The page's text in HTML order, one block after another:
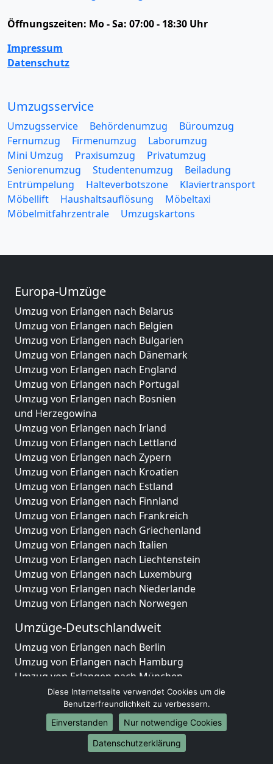
Öffnungszeiten: Mo - Sa: 07:00 - 18:30 Uhr
Impressum
Datenschutz
Umzugsservice
Umzugsservice Behördenumzug
Büroumzug
Fernumzug
Firmenumzug
Laborumzug
Mini Umzug
Praxisumzug
Privatumzug
Seniorenumzug
Studentenumzug
Beiladung
Entrümpelung
Halteverbotszone
Klaviertransport
Möbellift
Haushaltsauflösung
Möbeltaxi
Möbelmitfahrzentrale
Umzugskartons
Europa-Umzüge
Umzug von Erlangen nach Belarus
Umzug von Erlangen nach Belgien
Umzug von Erlangen nach Bulgarien
Umzug von Erlangen nach Dänemark
Umzug von Erlangen nach England
Umzug von Erlangen nach Portugal
Umzug von Erlangen nach Bosnien
und Herzegowina
Umzug von Erlangen nach Irland
Umzug von Erlangen nach Lettland
Umzug von Erlangen nach Zypern
Umzug von Erlangen nach Kroatien
Umzug von Erlangen nach Estland
Umzug von Erlangen nach Finnland
Umzug von Erlangen nach Frankreich
Umzug von Erlangen nach Griechenland
Umzug von Erlangen nach Italien
Umzug von Erlangen nach Liechtenstein
Umzug von Erlangen nach Luxemburg
Umzug von Erlangen nach Niederlande
Umzug von Erlangen nach Norwegen
Umzüge-Deutschlandweit
Umzug von Erlangen nach Berlin
Umzug von Erlangen nach Hamburg
Umzug von Erlangen nach München
Umzug von Erlangen nach Köln
Umzug von Erlangen nach Frankfurt am Main
Umzug von Erlangen nach Stuttgart
Umzug von Erlangen nach Düsseldorf
Umzug von Erlangen nach Leipzig
Diese Internetseite verwendet Cookies um die
Benutzerfreundlichkeit zu verbessern.
Einverstanden
Nur notwendige Cookies
Datenschutzerklärung